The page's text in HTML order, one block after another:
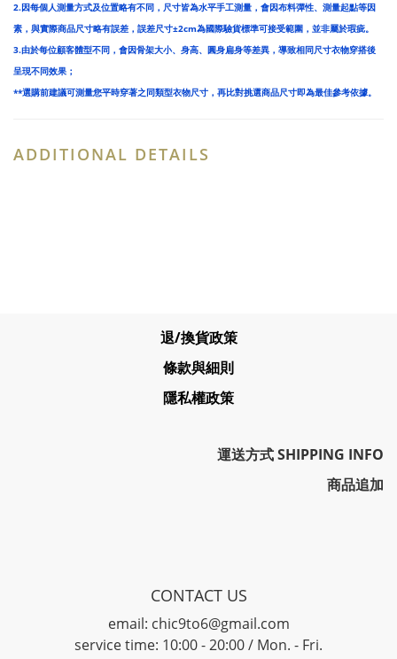
2.因每個人測量方式及位置略有不同，尺寸皆為水平手工測量，會因布料彈性、測量起點等因
素，與實際商品尺寸略有誤差，誤差尺寸±2cm為國際驗貨標準可接受範圍，並非屬於瑕疵。
3.由於每位顧客體型不同，會因骨架大小、身高、圓身扁身等差異，導致相同尺寸衣物穿搭後
呈現不同效果；
**選購前建議可測量您平時穿著之同類型衣物尺寸，再比對挑選商品尺寸即為最佳參考依據。
ADDITIONAL DETAILS
退/換貨政策
條款與細則
隱私權政策
運送方式 SHIPPING INFO
商品追加
CONTACT US
email: chic9to6@gmail.com
service time: 10:00 - 20:00 / Mon. - Fri.